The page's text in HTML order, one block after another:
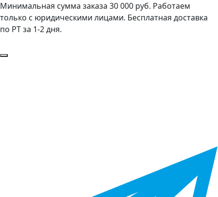
Минимальная сумма заказа 30 000 руб. Работаем
только с юридическими лицами. Бесплатная доставка
по РТ за 1-2 дня.